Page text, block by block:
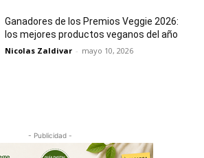
Ganadores de los Premios Veggie 2026:
los mejores productos veganos del año
Nicolas Zaldivar - mayo 10, 2026
- Publicidad -